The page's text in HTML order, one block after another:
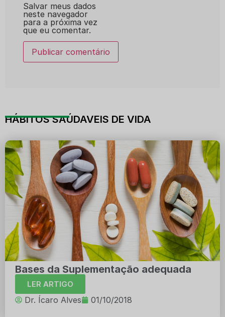
Salvar meus dados
neste navegador
para a próxima vez
que eu comentar.
HÁBITOS SAÚDAVEIS DE VIDA
Bases da Suplementação adequada
LER ARTIGO
Dr. Ícaro Alves 01/10/2018